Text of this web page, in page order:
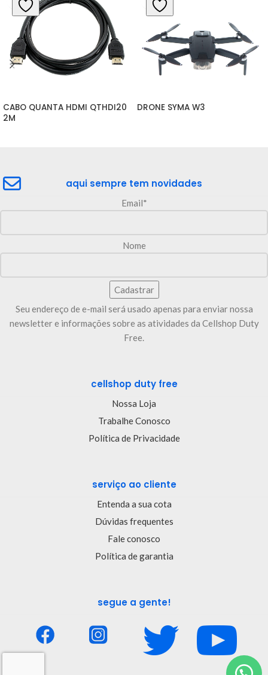
CABO QUANTA HDMI QTHDI20
2M
DRONE SYMA W3
aqui sempre tem novidades
Email*
Nome
Seu endereço de e-mail será usado apenas para enviar nossa
newsletter e informações sobre as atividades da Cellshop Duty
Free.
cellshop duty free
Nossa Loja
Trabalhe Conosco
Política de Privacidade
serviço ao cliente
Entenda a sua cota
Dúvidas frequentes
Fale conosco
Política de garantia
segue a gente!